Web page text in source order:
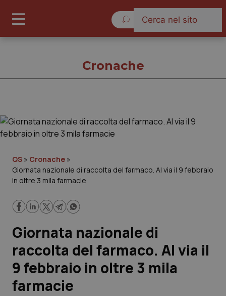
Governo e Parlamento
Regioni e Asl
Lavoro e Professioni
Scienza e Farmaci
Studi e Analisi
Cronache
QS » Cronache »
Giornata nazionale di raccolta del farmaco. Al via il 9 febbraio
in oltre 3 mila farmacie
Giornata nazionale di
raccolta del farmaco. Al via il
9 febbraio in oltre 3 mila
farmacie